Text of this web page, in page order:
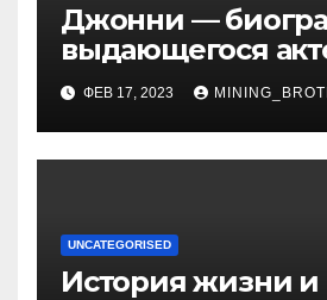
Джонни —
выдающегося
талантливого
артистичность
миллионы
ФЕВ 17, 2023
UNCATEGORISED
История жизни и